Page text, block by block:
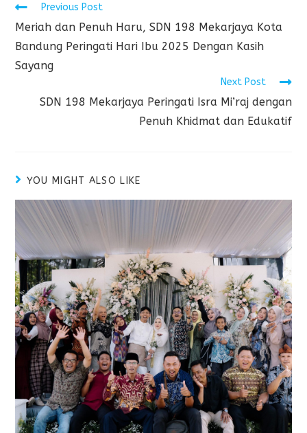
Previous Post
Meriah dan Penuh Haru, SDN 198 Mekarjaya Kota
Bandung Peringati Hari Ibu 2025 Dengan Kasih
Sayang
Next Post
SDN 198 Mekarjaya Peringati Isra Mi’raj dengan
Penuh Khidmat dan Edukatif
YOU MIGHT ALSO LIKE